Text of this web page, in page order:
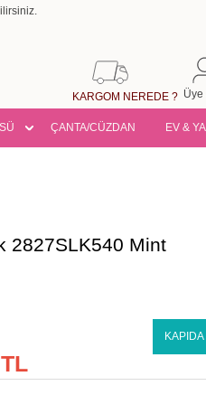
Üye
KARGOM NEREDE ?
ÇANTA/CÜZDAN EV &
2827SLK540 Mint
KAPIDA